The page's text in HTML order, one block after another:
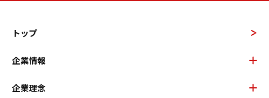
トップ
企業情報
企業理念